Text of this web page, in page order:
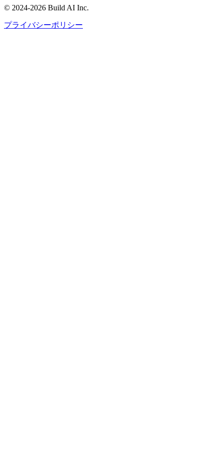
© 2024-2026 Build AI Inc.
プライバシーポリシー